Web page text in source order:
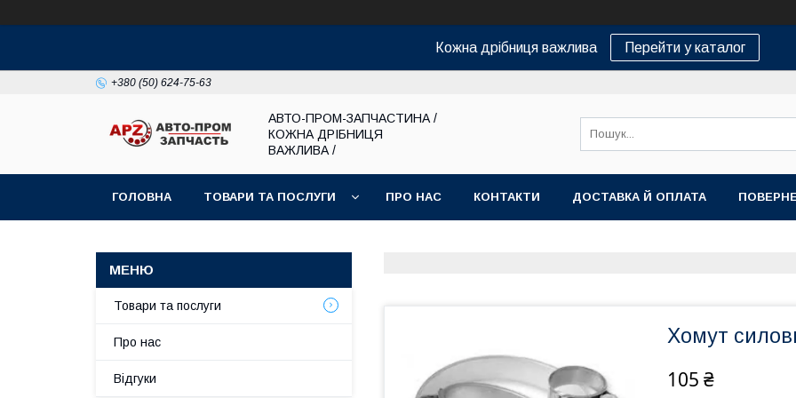
Кожна дрібниця важлива Перейти у каталог
+380 (50) 624-75-63
АВТО-ПРОМ-ЗАПЧАСТИНА /
КОЖНА ДРІБНИЦЯ
ВАЖЛИВА /
ГОЛОВНА ТОВАРИ ТА ПОСЛУГИ ПРО НАС КОНТАКТИ ДОСТАВКА Й ОПЛАТА
Хомут
105 ₴
Товари та послуги
Про нас
Відгуки